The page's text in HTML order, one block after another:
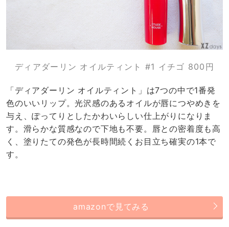
ディアダーリン オイルティント #1 イチゴ 800円
「ディアダーリン オイルティント」は7つの中で1番発
色のいいリップ。光沢感のあるオイルが唇につやめきを
与え、ぽってりとしたかわいらしい仕上がりになりま
す。滑らかな質感なので下地も不要。唇との密着度も高
く、塗りたての発色が長時間続くお目立ち確実の1本で
す。
amazonで見てみる